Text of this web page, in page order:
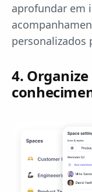
aprofundar em
personalizados
4.